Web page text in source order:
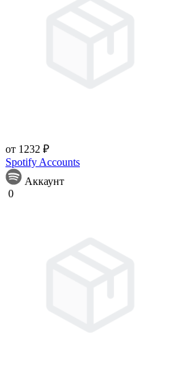
от 1232 ₽
Spotify Accounts
Аккаунт
0